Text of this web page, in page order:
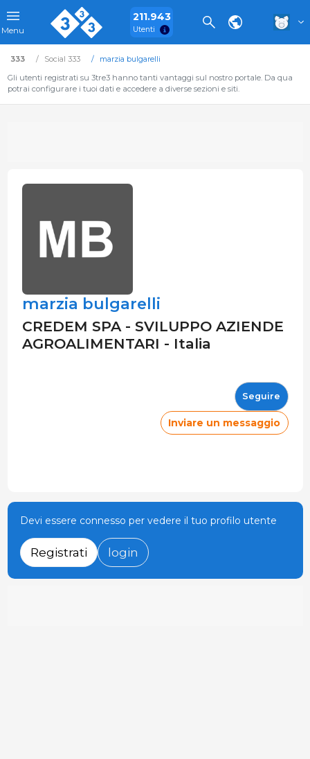
Menu
211.943
Utenti
333 Social 333
marzia bulgarelli
Gli utenti registrati su 3tre3 hanno tanti vantaggi sul nostro portale. Da qua
potrai configurare i tuoi dati e accedere a diverse sezioni e siti.
marzia bulgarelli
CREDEM SPA - SVILUPPO AZIENDE
AGROALIMENTARI - Italia
Seguire
Inviare un messaggio
Devi essere connesso per vedere il tuo profilo utente
Registrati login